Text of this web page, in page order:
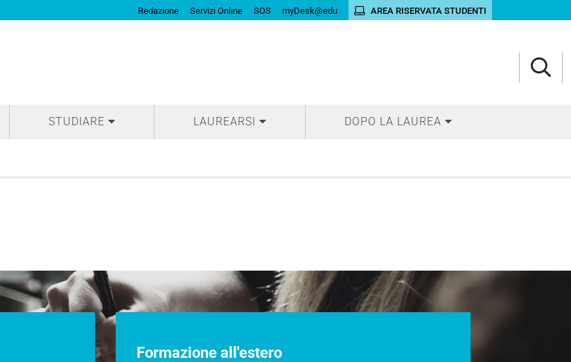
Redazione Servizi Online SOS myDesk@edu AREA RISERVATA STUDENTI
STUDIARE LAUREARSI DOPO LA LAUREA
Formazione all'estero